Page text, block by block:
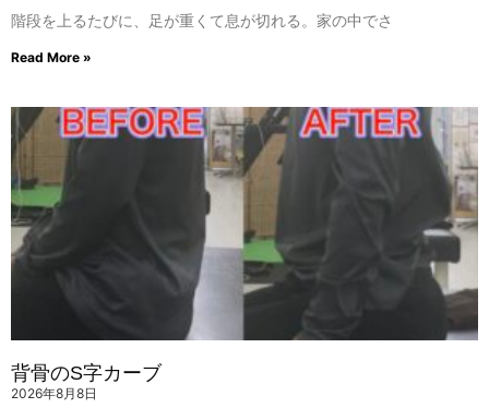
階段を上るたびに、足が重くて息が切れる。家の中でさ
Read More »
背骨のS字カーブ
2026年8月8日